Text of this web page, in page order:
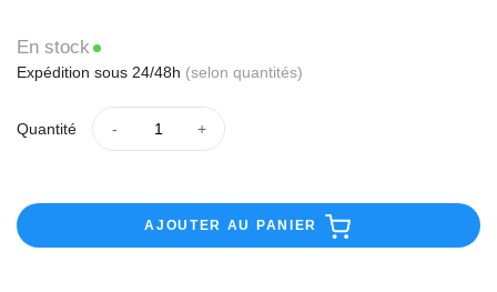
En stock
Expédition sous 24/48h (selon quantités)
Quantité
AJOUTER AU PANIER